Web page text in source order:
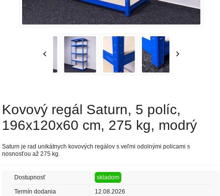
Kovový regál Saturn, 5 políc,
196x120x60 cm, 275 kg, modrý
Saturn je rad unikátnych kovových regálov s veľmi odolnými policami s
nosnosťou až 275 kg.
Dostupnosť skladom
Termín dodania 12.08.2026